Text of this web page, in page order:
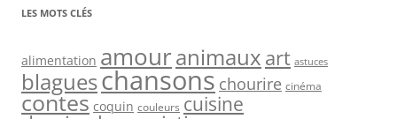
LES MOTS CLÉS
alimentation amouranimaux art astuces
blagueschansons chourire cinéma
contes coquin couleurs cuisine